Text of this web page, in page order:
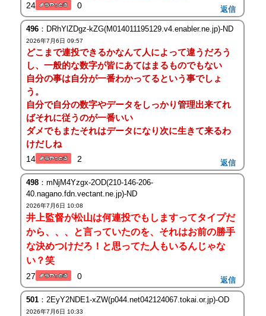
24 0 返信
496：DRhYlZDgz-kZG(M014011195129.v4.enabler.ne.jp)-ND
2026年7月6日 09:57
どこまで連投できるかなんて人によって違うだろう
し、一般的な数字が皆にあてはまるものでもない
自分の事は自分が一番わかってるという事でしょ
う。
自分で自分の数字やデータをしっかり管理出来てれ
ばそれに従うのが一番いい
ダメでもまたそれはデータになり次に生きて来るわ
けだしね
14 2 返信
498：mNjM4Yzgx-2OD(210-146-206-
40.nagano.fdn.vectant.ne.jp)-ND
2026年7月6日 10:08
井上監督が松山は何連投でもしますってタイプだ
から、、、と言っていたのを、それはお前の勝手
な決めつけだろ！と思ってた人もいるんじゃな
い？笑
27 0 返信
501：2EyY2NDE1-xZW(p044.net042124067.tokai.or.jp)-OD
2026年7月6日 10:33